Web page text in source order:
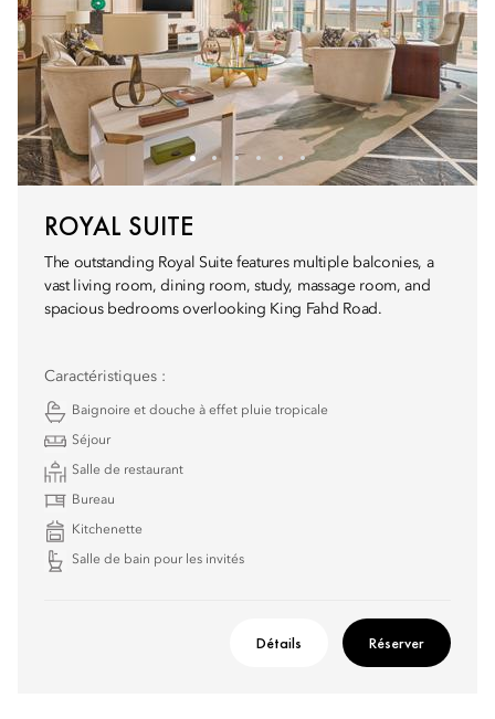
ROYAL SUITE
The outstanding Royal Suite features multiple balconies, a
vast living room, dining room, study, massage room, and
spacious bedrooms overlooking King Fahd Road.
Caractéristiques :
Baignoire et douche à effet pluie tropicale
Séjour
Salle de restaurant
Bureau
Kitchenette
Salle de bain pour les invités
Détails Réserver